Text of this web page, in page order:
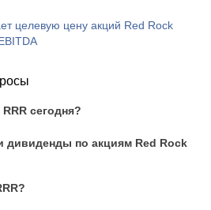
целевую цену акций Red Rock
сегодня?
дивиденды по акциям Red Rock